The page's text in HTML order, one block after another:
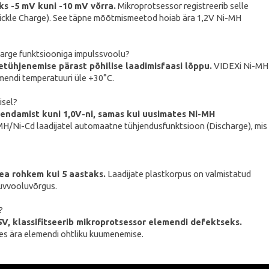
-5 mV kuni -10 mV võrra.Mikroprotsessor registreerib selle
Charge). See täpne mõõtmismeetod hoiab ära 1,2V Ni-MH
funktsiooniga impulssvoolu?
pärast põhilise laadimisfaasi lõppu.VIDEXi Ni-MH
temperatuuri üle +30°C.
kuni 1,0V-ni, samas kui uusimates Ni-MH
Ni-Cd laadijatel automaatne tühjendusfunktsioon (Discharge), mis
rohkem kui 5 aastaks.Laadijate plastkorpus on valmistatud
klassifitseerib mikroprotsessor elemendi defektseks.
ära elemendi ohtliku kuumenemise.